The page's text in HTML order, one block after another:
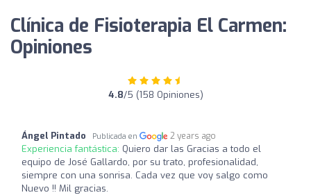
Clínica de Fisioterapia El Carmen:
Opiniones
4.8/5 (158 Opiniones)
Ángel Pintado Publicada en 2 years ago
Experiencia fantástica: Quiero dar las Gracias a todo el
equipo de José Gallardo, por su trato, profesionalidad,
siempre con una sonrisa. Cada vez que voy salgo como
Nuevo !! Mil gracias.